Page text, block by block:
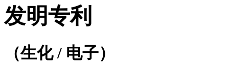
发明专利
（生化 / 电子）